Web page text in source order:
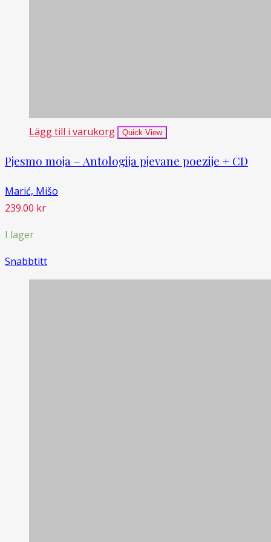
Lägg till i varukorg Quick View
Pjesmo moja – Antologija pjevane poezije + CD
Marić, Mišo
239.00 kr
I lager
Snabbtitt